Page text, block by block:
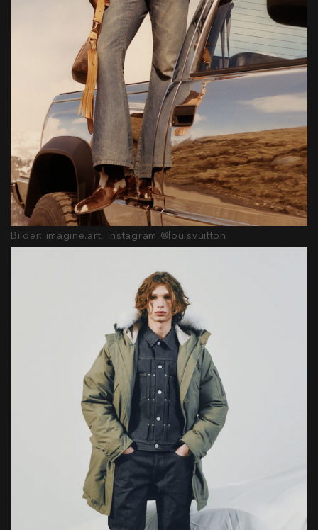
Bilder: imagine.art, Instagram @louisvuitton